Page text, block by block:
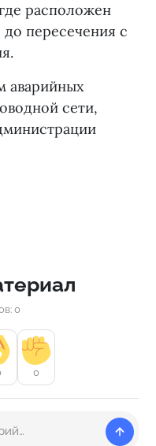
расположен
пересечения с
аварийных
сети,
0
0